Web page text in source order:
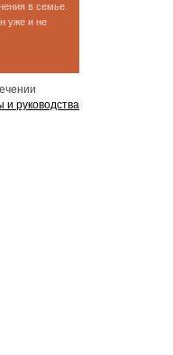
в семье.
уже и не
и руководства